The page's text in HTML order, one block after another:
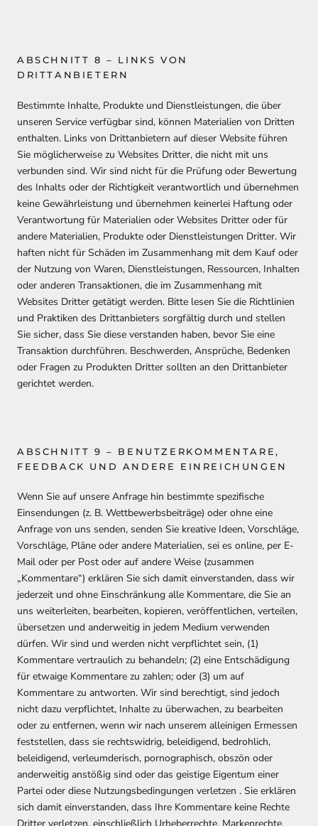
ABSCHNITT 8 – LINKS VON
DRITTANBIETERN
Bestimmte Inhalte, Produkte und Dienstleistungen, die über
unseren Service verfügbar sind, können Materialien von Dritten
enthalten. Links von Drittanbietern auf dieser Website führen
Sie möglicherweise zu Websites Dritter, die nicht mit uns
verbunden sind. Wir sind nicht für die Prüfung oder Bewertung
des Inhalts oder der Richtigkeit verantwortlich und übernehmen
keine Gewährleistung und übernehmen keinerlei Haftung oder
Verantwortung für Materialien oder Websites Dritter oder für
andere Materialien, Produkte oder Dienstleistungen Dritter. Wir
haften nicht für Schäden im Zusammenhang mit dem Kauf oder
der Nutzung von Waren, Dienstleistungen, Ressourcen, Inhalten
oder anderen Transaktionen, die im Zusammenhang mit
Websites Dritter getätigt werden. Bitte lesen Sie die Richtlinien
und Praktiken des Drittanbieters sorgfältig durch und stellen
Sie sicher, dass Sie diese verstanden haben, bevor Sie eine
Transaktion durchführen. Beschwerden, Ansprüche, Bedenken
oder Fragen zu Produkten Dritter sollten an den Drittanbieter
gerichtet werden.
ABSCHNITT 9 – BENUTZERKOMMENTARE,
FEEDBACK UND ANDERE EINREICHUNGEN
Wenn Sie auf unsere Anfrage hin bestimmte spezifische
Einsendungen (z. B. Wettbewerbsbeiträge) oder ohne eine
Anfrage von uns senden, senden Sie kreative Ideen, Vorschläge,
Vorschläge, Pläne oder andere Materialien, sei es online, per E-
Mail oder per Post oder auf andere Weise (zusammen
„Kommentare“) erklären Sie sich damit einverstanden, dass wir
jederzeit und ohne Einschränkung alle Kommentare, die Sie an
uns weiterleiten, bearbeiten, kopieren, veröffentlichen, verteilen,
übersetzen und anderweitig in jedem Medium verwenden
dürfen. Wir sind und werden nicht verpflichtet sein, (1)
Kommentare vertraulich zu behandeln; (2) eine Entschädigung
für etwaige Kommentare zu zahlen; oder (3) um auf
Kommentare zu antworten. Wir sind berechtigt, sind jedoch
nicht dazu verpflichtet, Inhalte zu überwachen, zu bearbeiten
oder zu entfernen, wenn wir nach unserem alleinigen Ermessen
feststellen, dass sie rechtswidrig, beleidigend, bedrohlich,
beleidigend, verleumderisch, pornographisch, obszön oder
anderweitig anstößig sind oder das geistige Eigentum einer
Partei oder diese Nutzungsbedingungen verletzen . Sie erklären
sich damit einverstanden, dass Ihre Kommentare keine Rechte